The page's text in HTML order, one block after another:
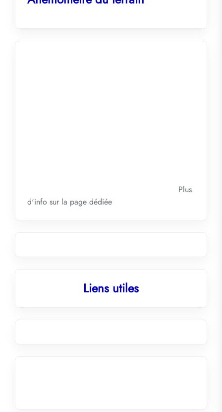
Plus
d'info sur la page dédiée
Liens utiles